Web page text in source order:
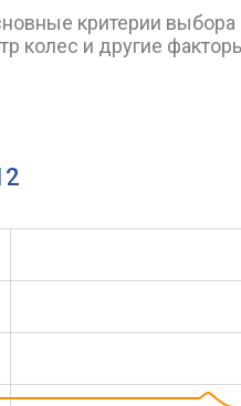
критерии
колес и другие